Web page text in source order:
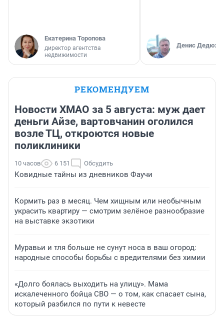
Екатерина Торопова
директор агентства
недвижимости
Денис
РЕКОМЕНДУЕМ
Новости ХМАО за 5 августа: муж дает
деньги Айзе, вартовчанин оголился
возле ТЦ, откроются новые
поликлиники
10 часов 6 151 Обсудить
Ковидные тайны из дневников Фаучи
Кормить раз в месяц. Чем хищным или необычным
украсить квартиру — смотрим зелёное разнообразие
на выставке экзотики
Муравьи и тля больше не сунут носа в ваш огород:
народные способы борьбы с вредителями без химии
«Долго боялась выходить на улицу». Мама
искалеченного бойца СВО — о том, как спасает сына,
который разбился по пути к невесте